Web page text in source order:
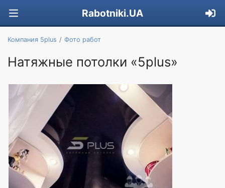
Rabotniki.UA
Компания 5plus Фото работ
Натяжные потолки «5plus»